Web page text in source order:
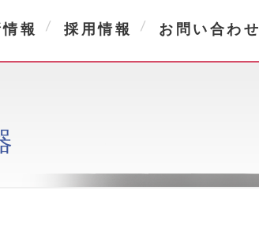
報 採用情報 お問い合わせ